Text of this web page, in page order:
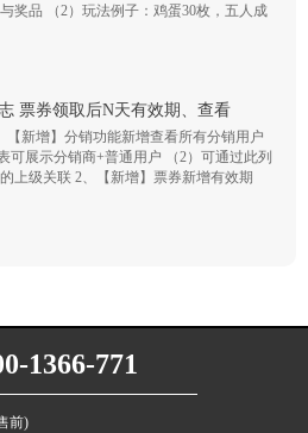
奖品 （2）玩法例子：鸡蛋30枚，五人成
票券领取后N天有效期、查看
【新增】分销功能新增查看所有分销用户
可展示分销商+普通用户 （2）可通过此列
上级关联 2、【新增】票券新增有效期
1366-771
前)